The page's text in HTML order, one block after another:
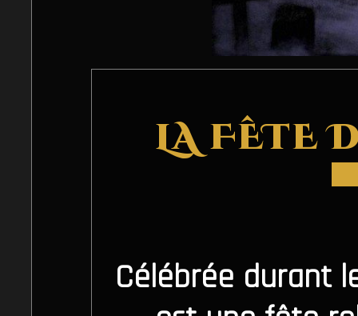
LA FÊTE
Célébrée durant